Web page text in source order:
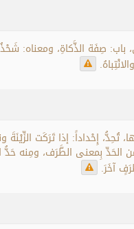
صِفَة الذَّكاةِ، ومعناه:
تُحِدُّ، إِحْداداً: إذا تَرَكَت
الحَدِّ بِمعنى الطَّرَف، ومِنه
آخَرَ.